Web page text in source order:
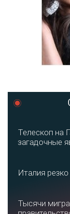
Телескоп на
загадочные
Италия
Тысячи